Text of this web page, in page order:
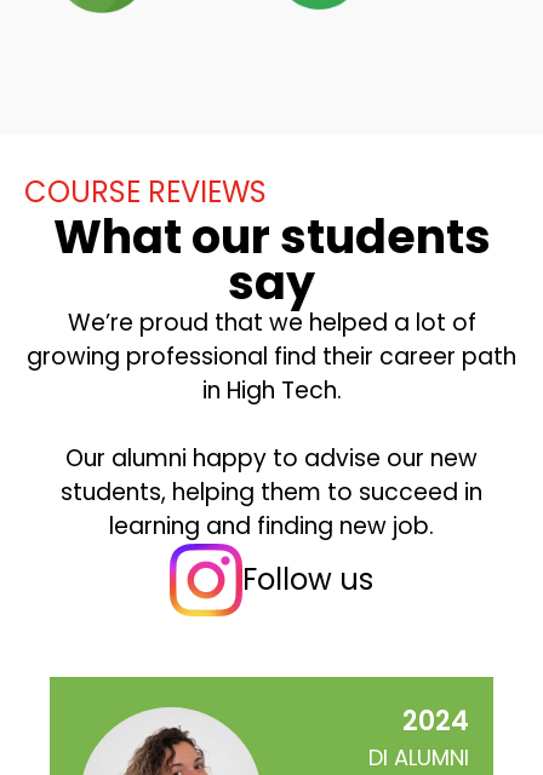
COURSE REVIEWS
What our students
say
We’re proud that we helped a lot of
growing professional find their career path
in High Tech.
Our alumni happy to advise our new
students, helping them to succeed in
learning and finding new job.
Follow us
2024
DI ALUMNI